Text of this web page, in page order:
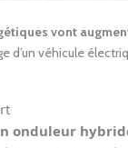
vont
d’un véhicule
onduleur